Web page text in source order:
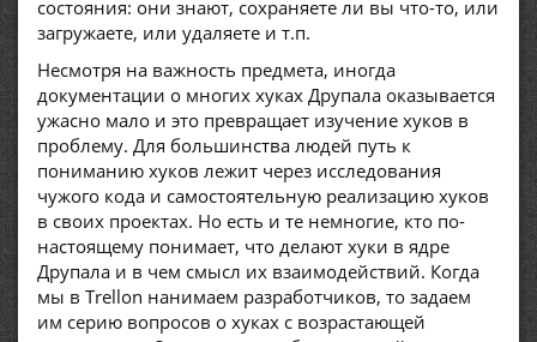
состояния: они знают, сохраняете ли вы что-то, или
загружаете, или удаляете и т.п.
Несмотря на важность предмета, иногда
документации о многих хуках Друпала оказывается
ужасно мало и это превращает изучение хуков в
проблему. Для большинства людей путь к
пониманию хуков лежит через исследования
чужого кода и самостоятельную реализацию хуков
в своих проектах. Но есть и те немногие, кто по-
настоящему понимает, что делают хуки в ядре
Друпала и в чем смысл их взаимодействий. Когда
мы в Trellon нанимаем разработчиков, то задаем
им серию вопросов о хуках с возрастающей